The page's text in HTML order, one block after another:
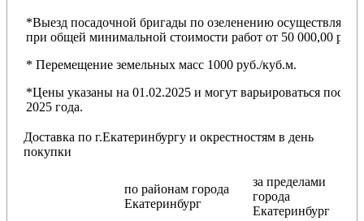
*Выезд посадочной бригады по озеленению осуществляется
при общей минимальной стоимости работ от 50 000,00 руб.
* Перемещение земельных масс 1000 руб./куб.м.
*Цены указаны на 01.02.2025 и могут варьироваться после
2025 года.
Доставка по г.Екатеринбургу и окрестностям в день
покупки
по районам города
Екатеринбург
за пределами
города
Екатеринбург